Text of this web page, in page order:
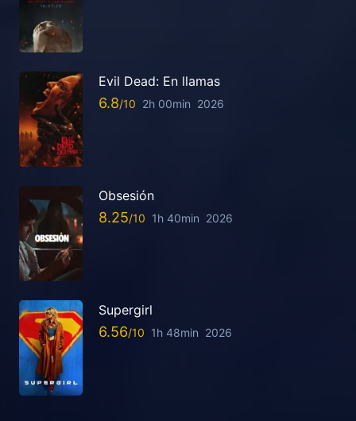
Evil Dead: En llamas
6.8 2h 00min 2026
Obsesión
8.25 1h 40min 2026
Supergirl
6.56 1h 48min 2026